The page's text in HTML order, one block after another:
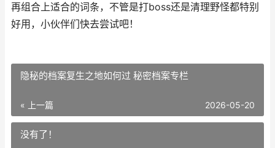
再组合上适合的词条，不管是打boss还是清理野怪都特别
好用，小伙伴们快去尝试吧！
隐秘的档案复生之地如何过 秘密档案专栏
« 上一篇 2026-05-20
没有了！